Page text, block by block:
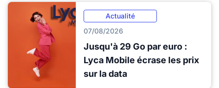
Actualité
07/08/2026
Jusqu'à 29 Go par euro :
Lyca Mobile écrase les prix
sur la data